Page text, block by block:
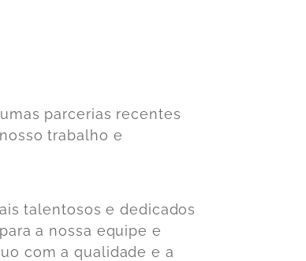
parcerias recentes
trabalho e
talentosos e dedicados
a nossa equipe e
com a qualidade e a